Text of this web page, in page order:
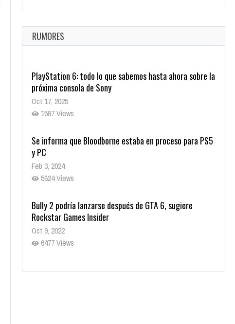
La configuración de Call of Duty 2021 aparentemente
Ago 8, 2021
9995 Views
RUMORES
PlayStation 6: todo lo que sabemos hasta ahora sobre la
próxima consola de Sony
Oct 17, 2025
1597 Views
Se informa que Bloodborne estaba en proceso para PS5
y PC
Feb 3, 2024
5624 Views
Bully 2 podría lanzarse después de GTA 6, sugiere
Rockstar Games Insider
Oct 9, 2022
6477 Views
Rumor: Se filtran los primeros detalles de Resident Evil